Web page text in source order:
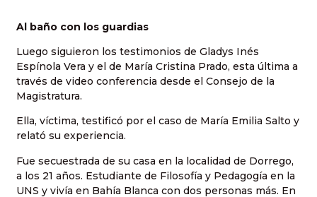
Al baño con los guardias
Luego siguieron los testimonios de Gladys Inés
Espínola Vera y el de María Cristina Prado, esta última a
través de video conferencia desde el Consejo de la
Magistratura.
Ella, víctima, testificó por el caso de María Emilia Salto y
relató su experiencia.
Fue secuestrada de su casa en la localidad de Dorrego,
a los 21 años. Estudiante de Filosofía y Pedagogía en la
UNS y vivía en Bahía Blanca con dos personas más. En